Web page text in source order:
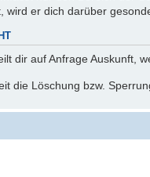
wird er dich darüber
dir auf Anfrage Auskunft,
die Löschung bzw.